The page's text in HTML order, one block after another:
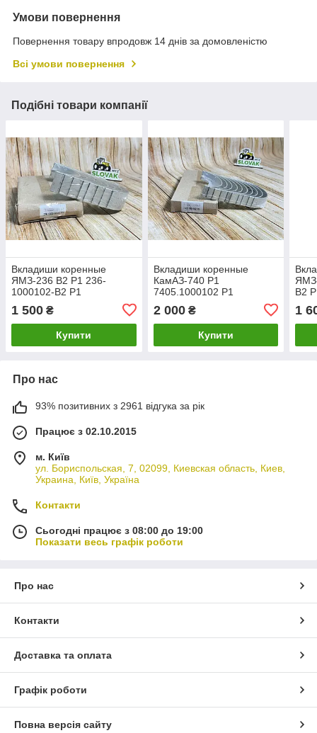
Умови повернення
Повернення товару впродовж 14 днів за домовленістю
Всі умови повернення
Подібні товари компанії
Вкладиши коренные
ЯМЗ-236 В2 P1 236-
1000102-В2 P1
1 500 ₴
Купити
Вкладиши коренные
КамАЗ-740 Р1
7405.1000102 Р1
2 000₴
Купити
B2
1
Про нас
93% позитивних з 2961 відгука за рік
Працює з 02.10.2015
м. Київ
ул. Бориспольская, 7, 02099, Киевская область, Киев,
Украина, Київ, Україна
Контакти
Сьогодні працює з 08:00 до 19:00
Показати весь графік роботи
Про нас
Контакти
Доставка та оплата
Графік роботи
Повна версія сайту